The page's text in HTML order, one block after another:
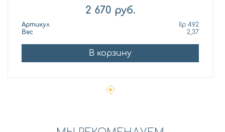
2 670 руб.
Артикул
llp 492
Вес
2,37
В корзину